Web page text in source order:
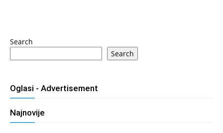
Search
Search
Oglasi - Advertisement
Najnovije